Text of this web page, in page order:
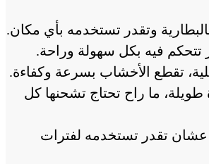
وتقدر تستخدمه بأي مكان.
تتحكم فيه بكل سهولة وراحة.
تقطع الأخشاب بسرعة وكفاءة.
طويلة، ما راح تحتاج تشحنها كل
عشان تقدر تستخدمه لفترات